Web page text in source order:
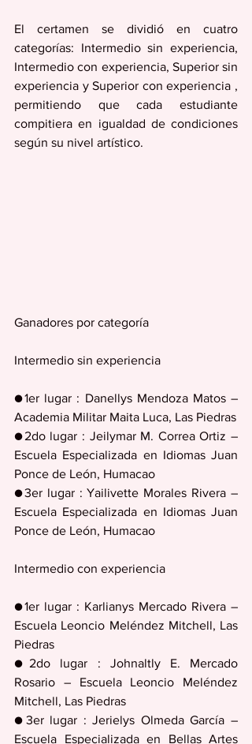
El certamen se dividió en cuatro
categorías: Intermedio sin experiencia,
Intermedio con experiencia, Superior sin
experiencia y Superior con experiencia ,
permitiendo que cada estudiante
compitiera en igualdad de condiciones
según su nivel artístico.
Ganadores por categoría
Intermedio sin experiencia
●1er lugar : Danellys Mendoza Matos –
Academia Militar Maita Luca, Las Piedras
●2do lugar : Jeilymar M. Correa Ortiz –
Escuela Especializada en Idiomas Juan
Ponce de León, Humacao
●3er lugar : Yailivette Morales Rivera –
Escuela Especializada en Idiomas Juan
Ponce de León, Humacao
Intermedio con experiencia
●1er lugar : Karlianys Mercado Rivera –
Escuela Leoncio Meléndez Mitchell, Las
Piedras
●2do lugar : Johnaltly E. Mercado
Rosario – Escuela Leoncio Meléndez
Mitchell, Las Piedras
●3er lugar : Jerielys Olmeda García –
Escuela Especializada en Bellas Artes